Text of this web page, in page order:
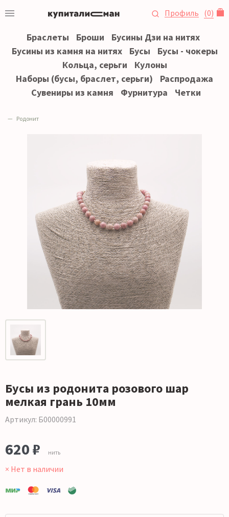
Профиль (0)
Браслеты Броши
Бусины Дзи на нитях
Бусины из камня на нитях
Бусы
Бусы - чокеры
Кольца, серьги
Кулоны
Наборы (бусы, браслет, серьги)
Распродажа
Сувениры из камня
Фурнитура Четки
Родонит
Бусы из родонита розового шар
мелкая грань 10мм
Артикул: Б00000991
620 ₽ нить
× Нет в наличии